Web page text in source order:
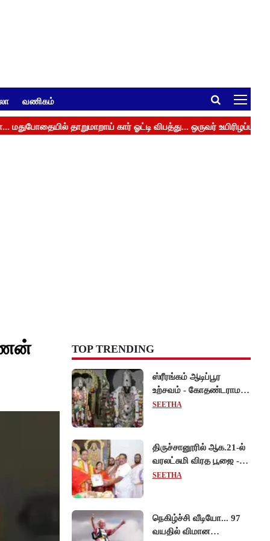
வணிகம்
TOP TRENDING
ஸ்ரீரங்கம் ஆடிப்பூர
உற்சவம் - கோதண்டராமர்
திருக்கோலத்தில்
SEETHA
திருச்சானூரில் ஆக.21-ல்
வரலட்சுமி விரத பூஜை -
தேவஸ்தான அறங்காவலர்
SEETHA
நெகிழ்ச்சி வீடியோ... 97
வயதில் விமான